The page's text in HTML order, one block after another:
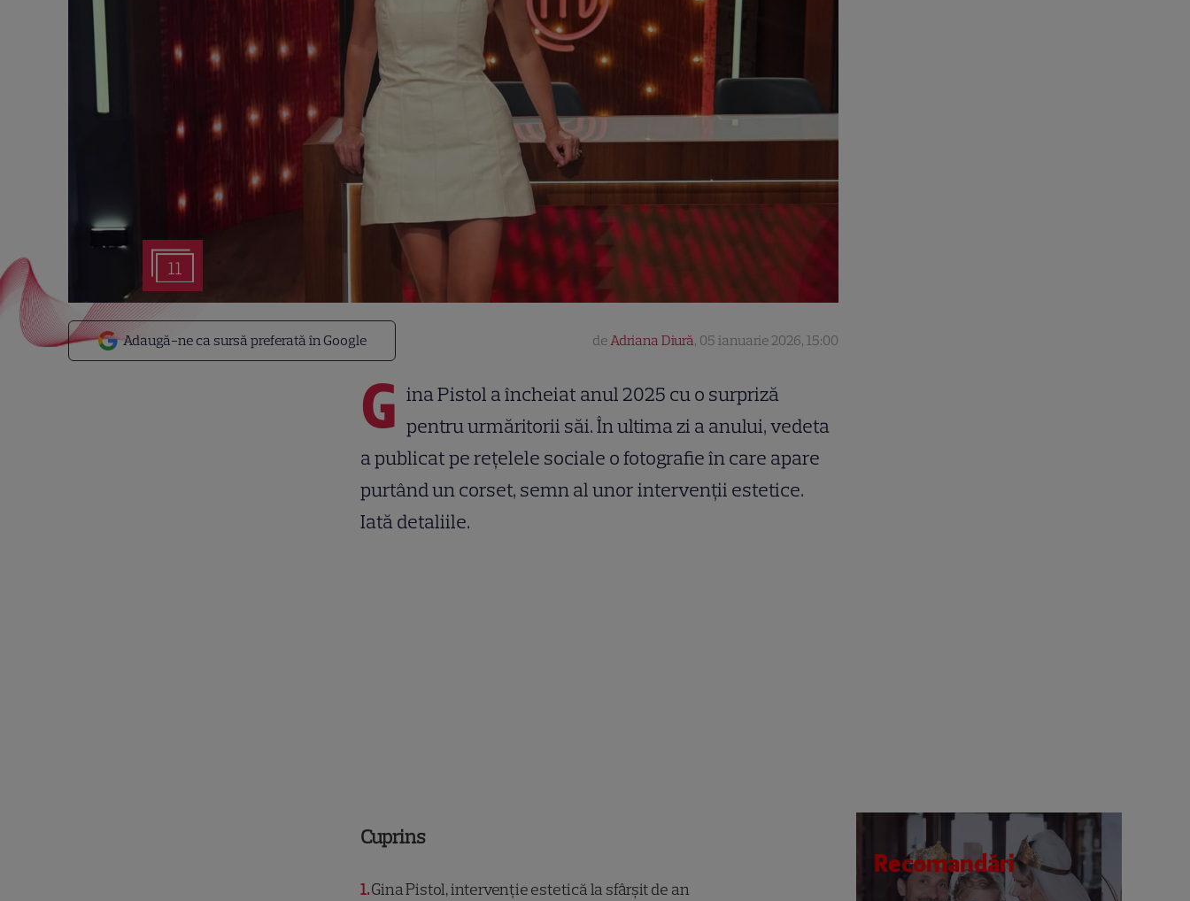
11
Adaugă-ne ca sursă preferată în Google deAdriana Diură, 05 ianuarie 2026, 15:00
G ina Pistol a încheiat anul 2025 cu o surpriză
pentru urmăritorii săi. În ultima zi a anului, vedeta
a publicat pe rețelele sociale o fotografie în care apare
purtând un corset, semn al unor intervenții estetice.
Iată detaliile.
Cuprins
1Gina Pistol, intervenție estetică la sfârșit de an
Recomandări